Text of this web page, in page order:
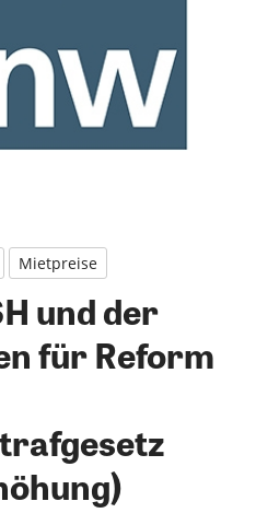
Mietpreise
und der
für Reform